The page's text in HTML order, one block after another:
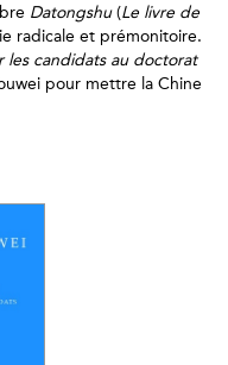
Datongshu(Le livre de
radicale et prémonitoire.
les candidats au doctorat
pour mettre la Chine